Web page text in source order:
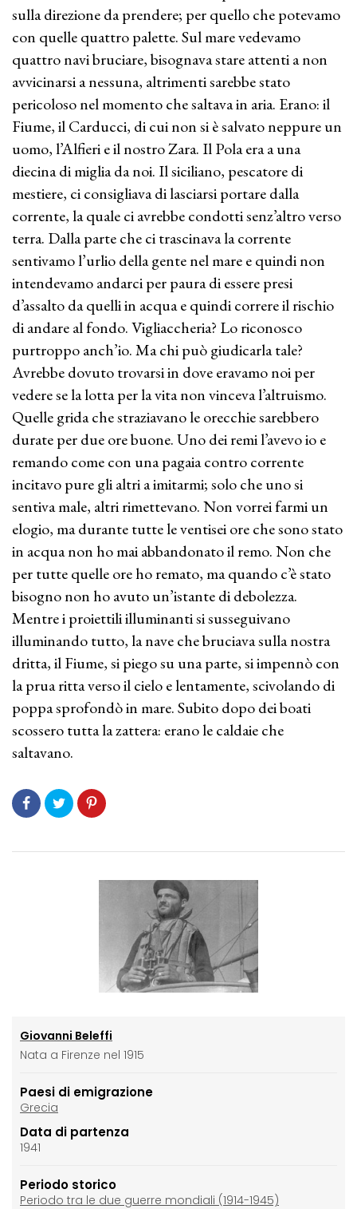
sulla direzione da prendere; per quello che potevamo
con quelle quattro palette. Sul mare vedevamo
quattro navi bruciare, bisognava stare attenti a non
avvicinarsi a nessuna, altrimenti sarebbe stato
pericoloso nel momento che saltava in aria. Erano: il
Fiume, il Carducci, di cui non si è salvato neppure un
uomo, l’Alfieri e il nostro Zara. Il Pola era a una
diecina di miglia da noi. Il siciliano, pescatore di
mestiere, ci consigliava di lasciarsi portare dalla
corrente, la quale ci avrebbe condotti senz’altro verso
terra. Dalla parte che ci trascinava la corrente
sentivamo l’urlio della gente nel mare e quindi non
intendevamo andarci per paura di essere presi
d’assalto da quelli in acqua e quindi correre il rischio
di andare al fondo. Vigliaccheria? Lo riconosco
purtroppo anch’io. Ma chi può giudicarla tale?
Avrebbe dovuto trovarsi in dove eravamo noi per
vedere se la lotta per la vita non vinceva l’altruismo.
Quelle grida che straziavano le orecchie sarebbero
durate per due ore buone. Uno dei remi l’avevo io e
remando come con una pagaia contro corrente
incitavo pure gli altri a imitarmi; solo che uno si
sentiva male, altri rimettevano. Non vorrei farmi un
elogio, ma durante tutte le ventisei ore che sono stato
in acqua non ho mai abbandonato il remo. Non che
per tutte quelle ore ho remato, ma quando c’è stato
bisogno non ho avuto un’istante di debolezza.
Mentre i proiettili illuminanti si susseguivano
illuminando tutto, la nave che bruciava sulla nostra
dritta, il Fiume, si piego su una parte, si impennò con
la prua ritta verso il cielo e lentamente, scivolando di
poppa sprofondò in mare. Subito dopo dei boati
scossero tutta la zattera: erano le caldaie che
saltavano.
Giovanni Beleffi
Nata a Firenze nel 1915
Paesi di emigrazione
Grecia
Data di partenza
1941
Periodo storico
Periodo tra le due guerre mondiali (1914-1945)